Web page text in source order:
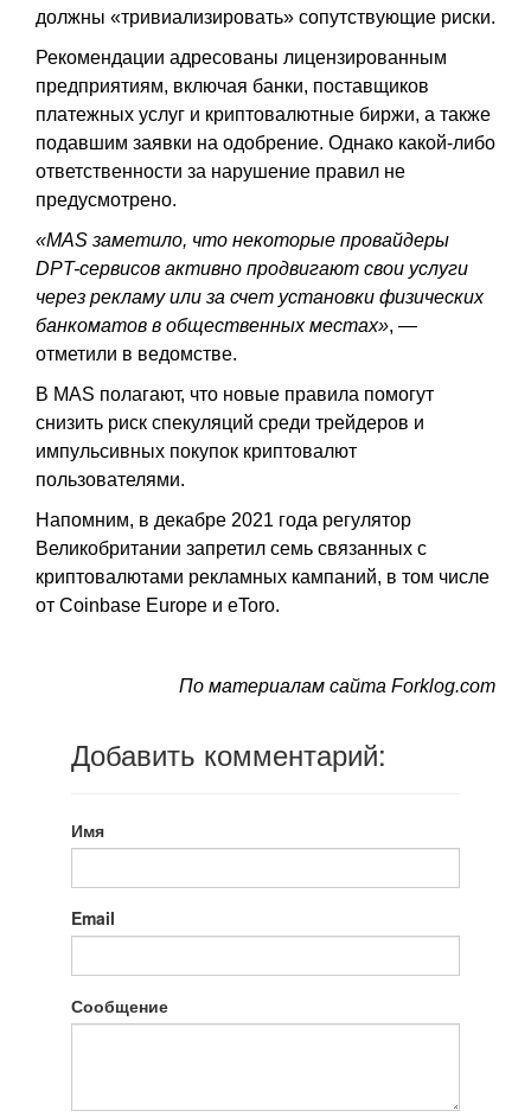
должны «тривиализировать» сопутствующие риски.
Рекомендации адресованы лицензированным
предприятиям, включая банки, поставщиков
платежных услуг и криптовалютные биржи, а также
подавшим заявки на одобрение. Однако какой-либо
ответственности за нарушение правил не
предусмотрено.
«MAS заметило, что некоторые провайдеры
DPT-сервисов активно продвигают свои услуги
через рекламу или за счет установки физических
банкоматов в общественных местах», —
отметили в ведомстве.
В MAS полагают, что новые правила помогут
снизить риск спекуляций среди трейдеров и
импульсивных покупок криптовалют
пользователями.
Напомним, в декабре 2021 года регулятор
Великобритании запретил семь связанных с
криптовалютами рекламных кампаний, в том числе
от Coinbase Europe и eToro.
По материалам сайта Forklog.com
Добавить комментарий:
Имя
Email
Сообщение